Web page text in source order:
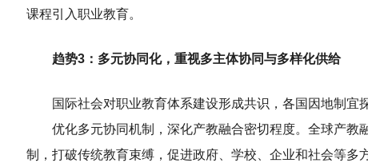
课程引入职业教育。
趋势3：多元协同化，重视多主体协同与多样化供给
国际社会对职业教育体系建设形成共识，各国因地制宜
优化多元协同机制，深化产教融合密切程度。全球产
制，打破传统教育束缚，促进政府、学校、企业和社会等